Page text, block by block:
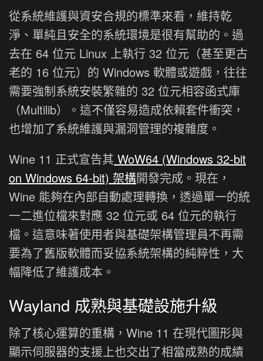
從系統維護與資安合規的標準來看，維持乾
淨、單純且安全的系統環境是很有幫助的。過
去在 64 位元 Linux 上執行 32 位元（甚至更古
老的 16 位元）的 Windows 軟體或遊戲，往往
需要強制系統安裝繁雜的 32 位元相容函式庫
（Multilib）。這不僅容易造成依賴套件衝突，
也增加了系統維護與漏洞管理的複雜度。
Wine 11 正式宣告其 WoW64 (Windows 32-bit
on Windows 64-bit) 架構開發完成。現在，
Wine 能夠在內部自動處理轉換，透過單一的統
一二進位檔來對應 32 位元或 64 位元的執行
檔。這意味著使用者與基礎架構管理員不再需
要為了舊版軟體而妥協系統架構的純粹性，大
幅降低了維護成本。
Wayland 成熟與基礎設施升級
除了核心運算的重構，Wine 11 在現代圖形與
顯示伺服器的支援上也交出了相當成熟的成績